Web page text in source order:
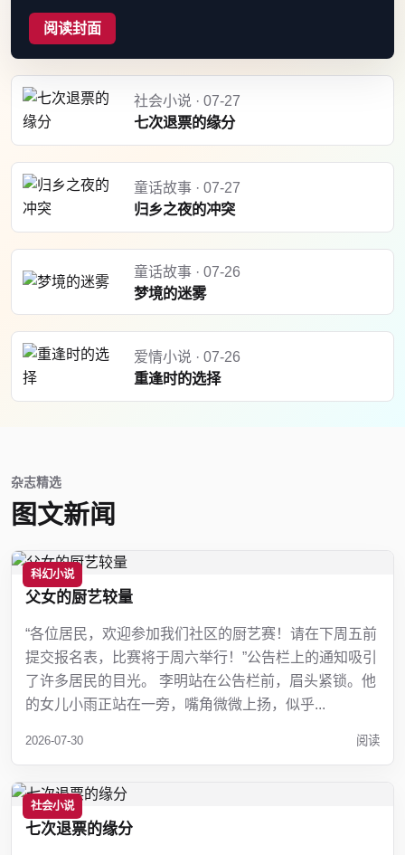
阅读封面
社会小说 · 07-27
七次退票的缘分
童话故事 · 07-27
归乡之夜的冲突
童话故事 · 07-26
梦境的迷雾
爱情小说 · 07-26
重逢时的选择
杂志精选
图文新闻
科幻小说
父女的厨艺较量
“各位居民，欢迎参加我们社区的厨艺赛！请在下周五前
提交报名表，比赛将于周六举行！”公告栏上的通知吸引
了许多居民的目光。 李明站在公告栏前，眉头紧锁。他
的女儿小雨正站在一旁，嘴角微微上扬，似乎...
2026-07-30 阅读
社会小说
七次退票的缘分